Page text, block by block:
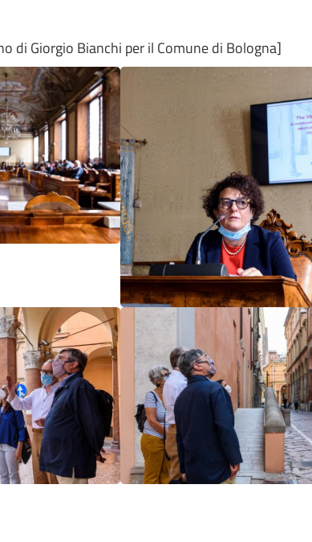
di Giorgio Bianchi per il Comune di Bologna]